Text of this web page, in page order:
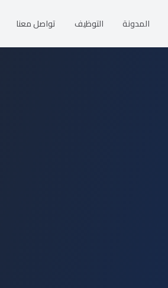
المدونة التوظيف تواصل معنا